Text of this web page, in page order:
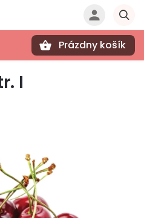
Prázdny košík
I